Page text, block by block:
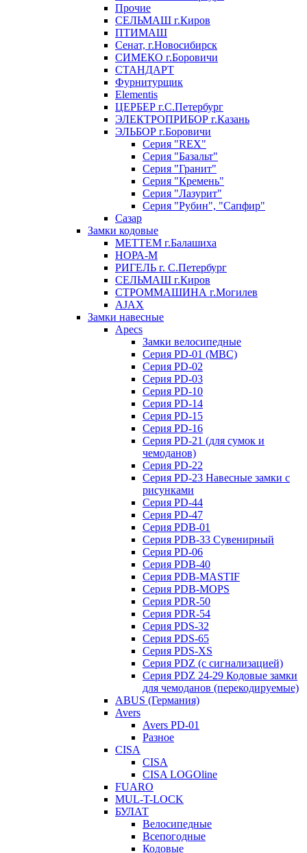
Прочие
СЕЛЬМАШ г.Киров
ПТИМАШ
Сенат, г.Новосибирск
СИМЕКО г.Боровичи
СТАНДАРТ
Фурнитурщик
Elementis
ЦЕРБЕР г.С.Петербург
ЭЛЕКТРОПРИБОР г.Казань
ЭЛЬБОР г.Боровичи
Серия "REX"
Серия "Базальт"
Серия "Гранит"
Серия "Кремень"
Серия "Лазурит"
Серия "Рубин", "Сапфир"
Сазар
Замки кодовые
МЕТТЕМ г.Балашиха
НОРА-М
РИГЕЛЬ г. С.Петербург
СЕЛЬМАШ г.Киров
СТРОММАШИНА г.Могилев
AJAX
Замки навесные
Apecs
Замки велосипедные
Серия PD-01 (МВС)
Серия PD-02
Серия PD-03
Серия PD-10
Серия PD-14
Серия PD-15
Серия PD-16
Серия PD-21 (для сумок и
чемоданов)
Серия PD-22
Серия PD-23 Навесные замки с
рисунками
Серия PD-44
Серия PD-47
Серия PDB-01
Серия PDB-33 Сувенирный
Серия PD-06
Серия PDB-40
Серия PDB-MASTIF
Серия PDB-MOPS
Серия PDR-50
Серия PDR-54
Серия PDS-32
Серия PDS-65
Серия PDS-XS
Серия PDZ (с сигнализацией)
Серия PDZ 24-29 Кодовые замки
для чемоданов (перекодируемые)
ABUS (Германия)
Avers
Avers PD-01
Разное
CISA
CISA
CISA LOGOline
FUARO
MUL-T-LOCK
БУЛАТ
Велосипедные
Всепогодные
Кодовые